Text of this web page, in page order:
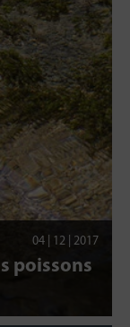
04 | 12 | 2017
poissons